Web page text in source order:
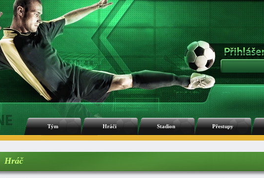
Tým Hráči Stadion Přestupy
Hráč